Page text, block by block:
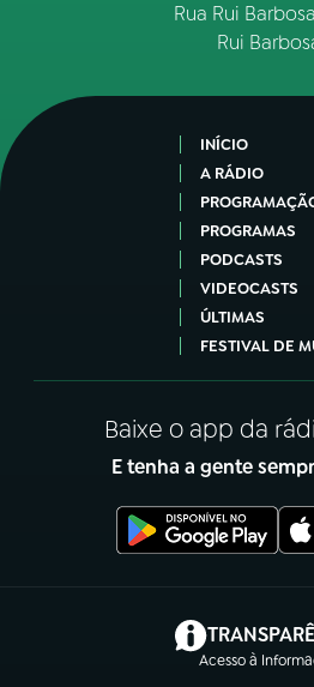
Rua Rui
Rui
INÍCIO
A RÁDIO
PROGRAMAS
PODCASTS
VIDEOCASTS
ÚLTIMAS
FESTIVAL DE
Baixe o app da
E tenha a gente
Acesso à